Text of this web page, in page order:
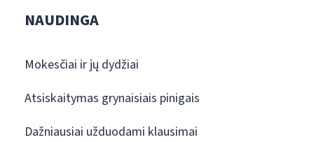
NAUDINGA
Mokesčiai ir jų dydžiai
Atsiskaitymas grynaisiais pinigais
Dažniausiai užduodami klausimai